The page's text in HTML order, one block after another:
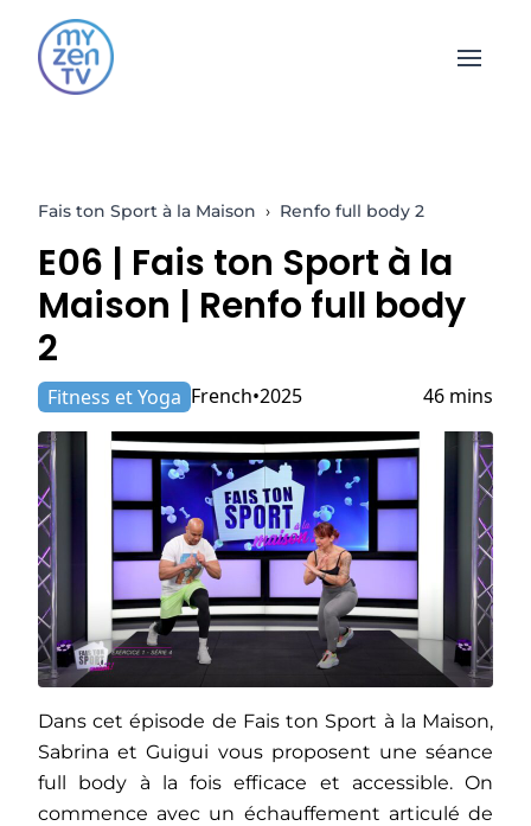
Open
Fais ton Sport à la Maison › Renfo full body 2
E06 | Fais ton Sport à la
Maison | Renfo full body
2
Fitness et Yoga French 2025 46 mins
Dans cet épisode de Fais ton Sport à la Maison,
Sabrina et Guigui vous proposent une séance
full body à la fois efficace et accessible. On
commence avec un échauffement articulé de